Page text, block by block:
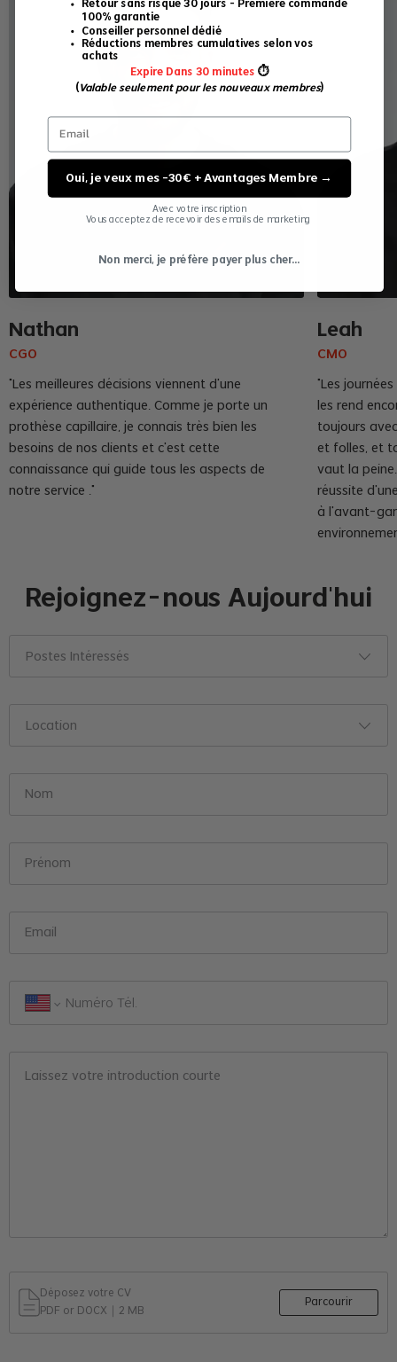
Nathan
CGO
"Les meilleures décisions viennent d'une
expérience authentique. Comme je porte un
prothèse capillaire, je connais très bien les
besoins de nos clients et c'est cette
connaissance qui guide tous les aspects de
notre service ."
Leah
CMO
"Les
les rend
toujours
et folles, et
vaut la
réussite
à l'avant-
Rejoignez-nous Aujourd'hui
Nom
Prénom
Email
Laissez votre introduction courte
Déposez votre CV
PDF or DOCX｜2 MB
Parcourir
Retour sans risque 30 jours – Première commande
100% garantie
Conseiller personnel dédié
Réductions membres cumulatives selon vos
achats
Expire Dans 30 minutes ⏱
(Valable seulement pour les nouveaux membres)
Oui, je veux mes -30€ + Avantages Membre →
Avec votre inscription
Vous acceptez de recevoir des emails de marketing
Non merci, je préfère payer plus cher...